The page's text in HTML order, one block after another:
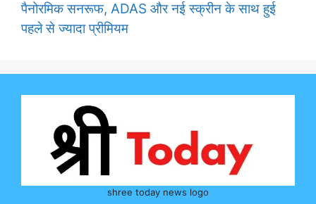
पैनोरमिक सनरूफ, ADAS और नई स्क्रीन के साथ हुई
पहले से ज्यादा प्रीमियम
shree today news logo